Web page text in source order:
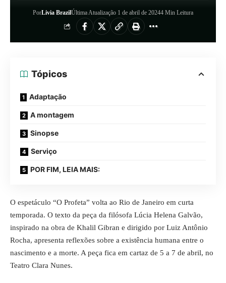
PorLivia BrazilÚltima Atualização 1 de abril de 20244 Min Leitura
Tópicos
Adaptação
A montagem
Sinopse
Serviço
POR FIM, LEIA MAIS:
O espetáculo “O Profeta” volta ao Rio de Janeiro em curta
temporada. O texto da peça da filósofa Lúcia Helena Galvão,
inspirado na obra de Khalil Gibran e dirigido por Luiz Antônio
Rocha, apresenta reflexões sobre a existência humana entre o
nascimento e a morte. A peça fica em cartaz de 5 a 7 de abril, no
Teatro Clara Nunes.